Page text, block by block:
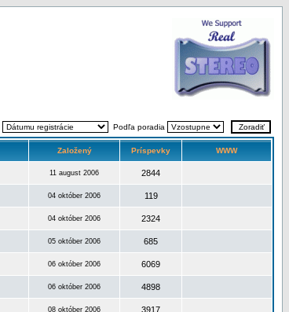
Podľa poradia
Založený Príspevky WWW
11 august 2006 2844
04 október 2006 119
04 október 2006 2324
05 október 2006 685
06 október 2006 6069
06 október 2006 4898
08 október 2006 3917